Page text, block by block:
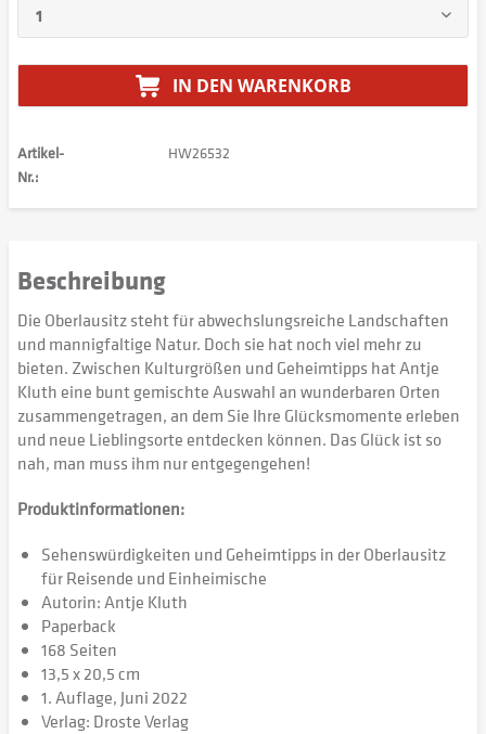
IN DEN WARENKORB
Artikel-
Nr.:
HW26532
Beschreibung
Die Oberlausitz steht für abwechslungsreiche Landschaften
und mannigfaltige Natur. Doch sie hat noch viel mehr zu
bieten. Zwischen Kulturgrößen und Geheimtipps hat Antje
Kluth eine bunt gemischte Auswahl an wunderbaren Orten
zusammengetragen, an dem Sie Ihre Glücksmomente erleben
und neue Lieblingsorte entdecken können. Das Glück ist so
nah, man muss ihm nur entgegengehen!
Produktinformationen:
Sehenswürdigkeiten und Geheimtipps in der Oberlausitz
für Reisende und Einheimische
Autorin: Antje Kluth
Paperback
168 Seiten
13,5 x 20,5 cm
1. Auflage, Juni 2022
Verlag: Droste Verlag